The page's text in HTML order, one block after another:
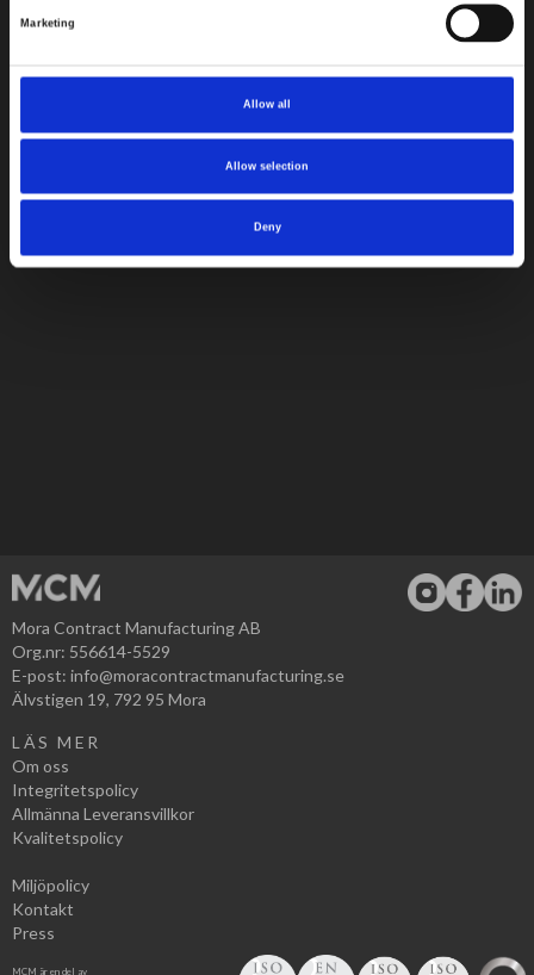
Marketing
Allow all
Allow selection
Deny
Mora Contract Manufacturing AB
Org.nr: 556614-5529
E-post: info@moracontractmanufacturing.se
Älvstigen 19, 792 95 Mora
LÄS MER
Om oss
Integritetspolicy
Allmänna Leveransvillkor
Kvalitetspolicy
Miljöpolicy
Kontakt
Press
MCM är en del av